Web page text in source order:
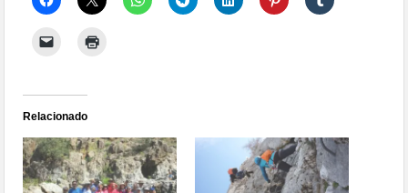
Relacionado